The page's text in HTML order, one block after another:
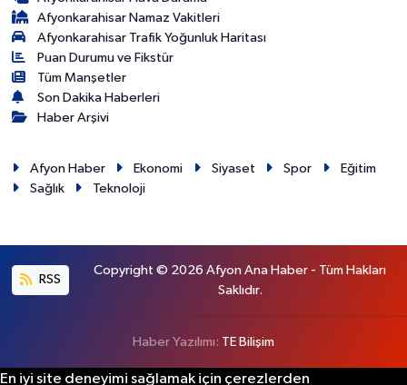
Afyonkarahisar Namaz Vakitleri
Afyonkarahisar Trafik Yoğunluk Haritası
Puan Durumu ve Fikstür
Tüm Manşetler
Son Dakika Haberleri
Haber Arşivi
Afyon Haber Ekonomi Siyaset Spor
Eğitim
Sağlık
Teknoloji
RSS
Copyright © 2026 Afyon Ana Haber - Tüm Hakları
Saklıdır.
Haber Yazılımı: TE Bilişim
En iyi site deneyimi sağlamak için çerezlerden